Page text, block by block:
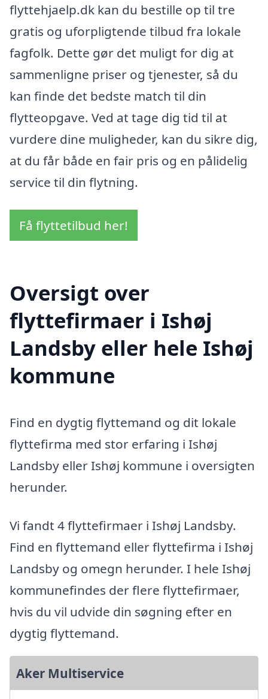
flyttehjaelp.dk kan du bestille op til tre
gratis og uforpligtende tilbud fra lokale
fagfolk. Dette gør det muligt for dig at
sammenligne priser og tjenester, så du
kan finde det bedste match til din
flytteopgave. Ved at tage dig tid til at
vurdere dine muligheder, kan du sikre dig,
at du får både en fair pris og en pålidelig
service til din flytning.
Få flyttetilbud her!
Oversigt over
flyttefirmaer i Ishøj
Landsby eller hele Ishøj
kommune
Find en dygtig flyttemand og dit lokale
flyttefirma med stor erfaring i Ishøj
Landsby eller Ishøj kommune i oversigten
herunder.
Vi fandt 4 flyttefirmaer i Ishøj Landsby.
Find en flyttemand eller flyttefirma i Ishøj
Landsby og omegn herunder. I hele Ishøj
kommunefindes der flere flyttefirmaer,
hvis du vil udvide din søgning efter en
dygtig flyttemand.
Aker Multiservice